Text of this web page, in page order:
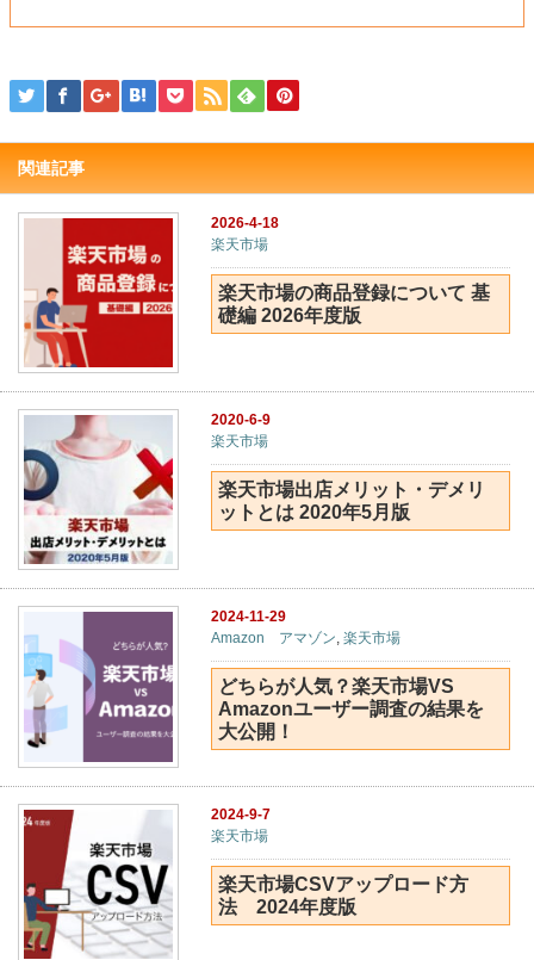
関連記事
2026-4-18
楽天市場
楽天市場の商品登録について 基
礎編 2026年度版
2020-6-9
楽天市場
楽天市場出店メリット・デメリ
ットとは 2020年5月版
2024-11-29
Amazon アマゾン,楽天市場
どちらが人気？楽天市場VS
Amazonユーザー調査の結果を
大公開！
2024-9-7
楽天市場
楽天市場CSVアップロード方
法 2024年度版